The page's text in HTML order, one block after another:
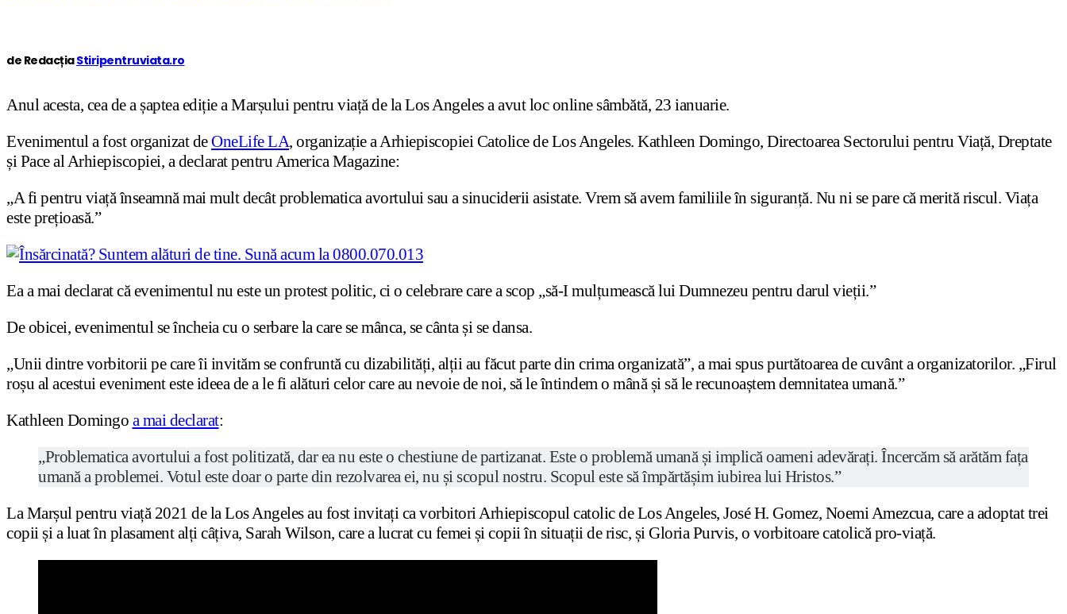
de RedacțiaStiripentruviata.ro
Anul acesta, cea de a șaptea ediție a Marșului pentru viață de la Los Angeles a avut loc online sâmbătă, 23 ianuarie.
Evenimentul a fost organizat deOneLife LA, organizație a Arhiepiscopiei Catolice de Los Angeles. Kathleen Domingo, Directoarea Sectorului pentru Viață, Dreptate
și Pace al Arhiepiscopiei, a declarat pentru America Magazine:
„A fi pentru viață înseamnă mai mult decât problematica avortului sau a sinuciderii asistate. Vrem să avem familiile în siguranță. Nu ni se pare că merită riscul. Viața
este prețioasă.”
Ea a mai declarat că evenimentul nu este un protest politic, ci o celebrare care a scop „să-I mulțumească lui Dumnezeu pentru darul vieții.”
De obicei, evenimentul se încheia cu o serbare la care se mânca, se cânta și se dansa.
„Unii dintre vorbitorii pe care îi invităm se confruntă cu dizabilități, alții au făcut parte din crima organizată”, a mai spus purtătoarea de cuvânt a organizatorilor. „Firul
roșu al acestui eveniment este ideea de a le fi alături celor care au nevoie de noi, să le întindem o mână și să le recunoaștem demnitatea umană.”
Kathleen Domingo a mai declarat:
„Problematica avortului a fost politizată, dar ea nu este o chestiune de partizanat. Este o problemă umană și implică oameni adevărați. Încercăm să arătăm fața
umană a problemei. Votul este doar o parte din rezolvarea ei, nu și scopul nostru. Scopul este să împărtășim iubirea lui Hristos.”
La Marșul pentru viață 2021 de la Los Angeles au fost invitați ca vorbitori Arhiepiscopul catolic de Los Angeles, José H. Gomez, Noemi Amezcua, care a adoptat trei
copii și a luat în plasament alți câțiva, Sarah Wilson, care a lucrat cu femei și copii în situații de risc, și Gloria Purvis, o vorbitoare catolică pro-viață.